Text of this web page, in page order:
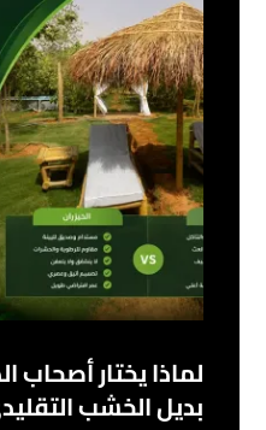
لماذا يختار أصحاب
بديل الخشب